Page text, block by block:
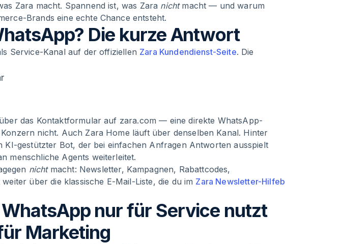
Zara macht. Spannend ist, was Zara nichtmacht — und warum
Brands eine echte Chance entsteht.
Die kurze Antwort
Service-Kanal auf der offiziellen Zara Kundendienst-Seite. Die
das Kontaktformular auf zara.com — eine direkte WhatsApp-
nicht. Auch Zara Home läuft über denselben Kanal. Hinter
KI-gestützter Bot, der bei einfachen Anfragen Antworten ausspielt
menschliche Agents weiterleitet.
nichtmacht: Newsletter, Kampagnen, Rabattcodes,
über die klassische E-Mail-Liste, die du im Zara Newsletter-Hilfeb
nur für Service nutzt
Marketing